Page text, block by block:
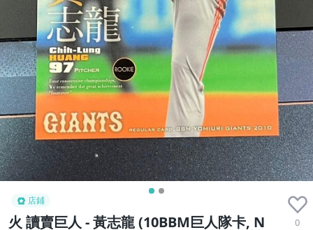
店鋪
火 讀賣巨人 - 黃志龍 (10BBM巨人隊卡, N
0